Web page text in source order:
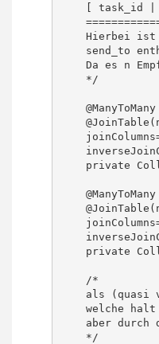
[ task_id |
Hierbei
send_to
Da es n
    */
    @ManyToMany
private
    @ManyToMany
private
    /*
als (quasi
welche
aber durch
    */